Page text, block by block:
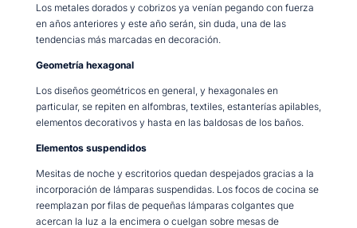
Los metales dorados y cobrizos ya venían pegando con fuerza
en años anteriores y este año serán, sin duda, una de las
tendencias más marcadas en decoración.
Geometría hexagonal
Los diseños geométricos en general, y hexagonales en
particular, se repiten en alfombras, textiles, estanterías apilables,
elementos decorativos y hasta en las baldosas de los baños.
Elementos suspendidos
Mesitas de noche y escritorios quedan despejados gracias a la
incorporación de lámparas suspendidas. Los focos de cocina se
reemplazan por filas de pequeñas lámparas colgantes que
acercan la luz a la encimera o cuelgan sobre mesas de